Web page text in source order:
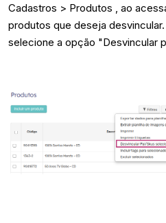
Cadastros > Produtos , ao
produtos que deseja
selecione a opção "Desvincular